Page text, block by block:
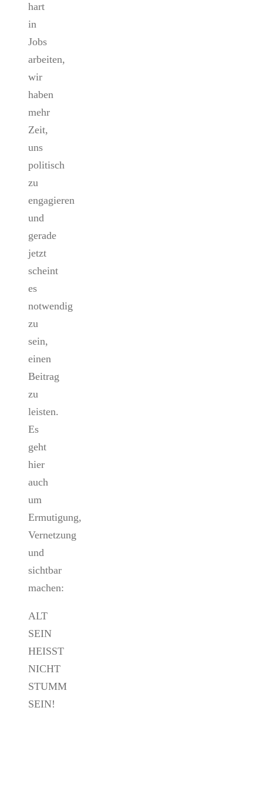
hart
in
Jobs
arbeiten,
wir
haben
mehr
Zeit,
uns
politisch
zu
engagieren
und
gerade
jetzt
scheint
es
notwendig
zu
sein,
einen
Beitrag
zu
leisten.
Es
geht
hier
auch
um
Ermutigung,
Vernetzung
und
sichtbar
machen:
ALT
SEIN
HEISST
NICHT
STUMM
SEIN!